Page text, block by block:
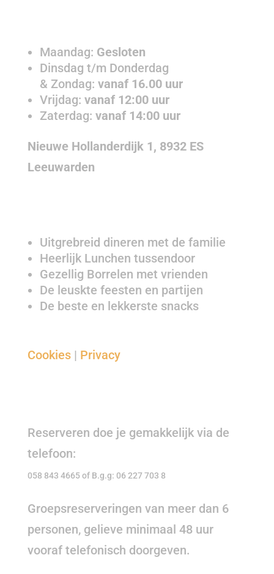
Maandag: Gesloten
Dinsdag t/m Donderdag
& Zondag: vanaf 16.00 uur
Vrijdag: vanaf 12:00 uur
Zaterdag: vanaf 14:00 uur
Nieuwe Hollanderdijk 1, 8932 ES
Leeuwarden
Uitgrebreid dineren met de familie
Heerlijk Lunchen tussendoor
Gezellig Borrelen met vrienden
De leuskte feesten en partijen
De beste en lekkerste snacks
Cookies| Privacy
Reserveren doe je gemakkelijk via de
telefoon:
058 843 4665 of B.g.g: 06 227 703 8
Groepsreserveringen van meer dan 6
personen, gelieve minimaal 48 uur
vooraf telefonisch doorgeven.